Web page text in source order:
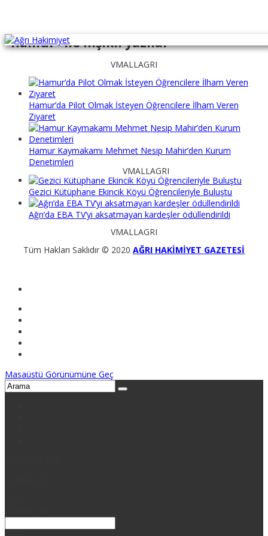
"hamur" ile İlişikli yazılar
VMALLAGRI
Hamur’da Pilot Olmak İsteyen Öğrencilere İlham Veren
Ziyaret
Hamur Kaymakamı Mehmet Nesip Mahir’den Kurum
Denetimleri
VMALLAGRI
Gezici Kütüphane Ekincik Köyü Öğrencileriyle Buluştu
Ağrı’da EBA TV’yi aksatmayan kardeşler ödüllendirildi
VMALLAGRI
Tüm Hakları Saklıdır © 2020 AĞRI HAKİMİYET GAZETESİ
Masaüstü Görünümüne Geç